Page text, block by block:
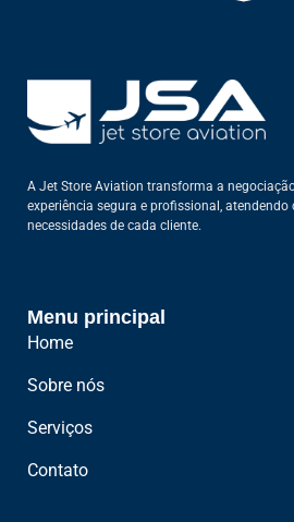
A Jet Store Aviation transforma a
experiência segura e profissional, atendendo
necessidades de cada cliente.
Menu principal
Home
Sobre nós
Serviços
Contato